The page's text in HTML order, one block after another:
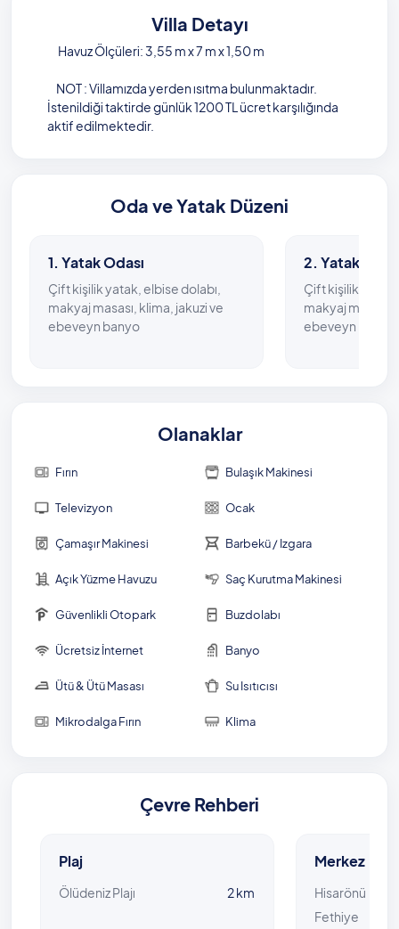
Villa Detayı
Havuz Ölçüleri: 3,55 m x 7 m x 1,50 m
NOT : Villamızda yerden ısıtma bulunmaktadır.
İstenildiği taktirde günlük 1200 TL ücret karşılığında
aktif edilmektedir.
Oda ve Yatak Düzeni
1. Yatak Odası
Çift kişilik yatak, elbise dolabı,
makyaj masası, klima, jakuzi ve
ebeveyn banyo
2. Yatak
Çift kişilik yatak,
makyaj masası,
ebeveyn banyo
Olanaklar
Fırın Bulaşık Makinesi
Televizyon Ocak
Çamaşır Makinesi Barbekü / Izgara
Açık Yüzme Havuzu Saç Kurutma Makinesi
Güvenlikli Otopark Buzdolabı
Ücretsiz İnternet Banyo
Ütü & Ütü Masası Su Isıtıcısı
Mikrodalga Fırın Klima
Çevre Rehberi
Plaj
Ölüdeniz Plajı 2 km
Merkez
Hisarönü
Fethiye